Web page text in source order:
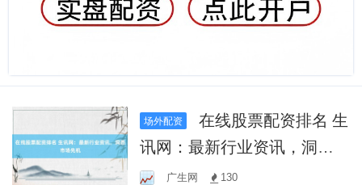
场外配资
在线股票配资排名 生
讯网：最新行业资讯，洞悉
市场先机
广生网 130